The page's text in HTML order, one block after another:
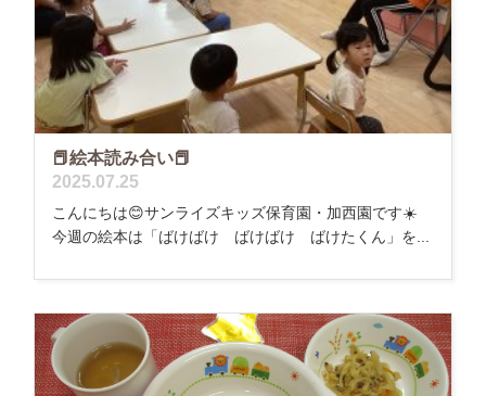
📕絵本読み合い📕
2025.07.25
こんにちは😊サンライズキッズ保育園・加西園です☀️
今週の絵本は「ばけばけ ばけばけ ばけたくん」を...